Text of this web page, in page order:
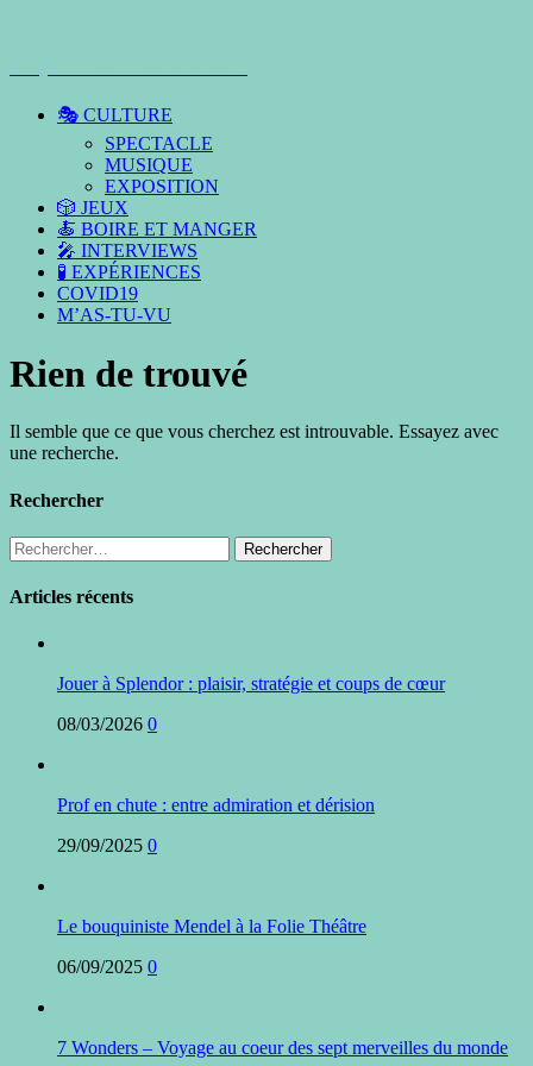
🎭 CULTURE
SPECTACLE
MUSIQUE
EXPOSITION
🎲 JEUX
🍝 BOIRE ET MANGER
🎤 INTERVIEWS
🧪 EXPÉRIENCES
COVID19
M’AS-TU-VU
Rien de trouvé
Il semble que ce que vous cherchez est introuvable. Essayez avec
une recherche.
Rechercher
Rechercher :
Articles récents
Jouer à Splendor : plaisir, stratégie et coups de cœur
08/03/2026 0
Prof en chute : entre admiration et dérision
29/09/2025 0
Le bouquiniste Mendel à la Folie Théâtre
06/09/2025 0
7 Wonders – Voyage au coeur des sept merveilles du monde